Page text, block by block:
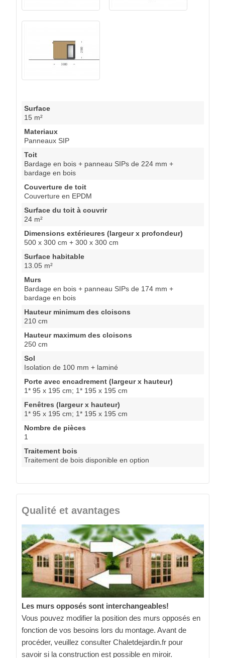
Surface
15 m²
Materiaux
Panneaux SIP
Toit
Bardage en bois + panneau SIPs de 224 mm +
bardage en bois
Couverture de toit
Couverture en EPDM
Surface du toit à couvrir
24 m²
Dimensions extérieures (largeur x profondeur)
500 x 300 cm + 300 x 300 cm
Surface habitable
13.05 m²
Murs
Bardage en bois + panneau SIPs de 174 mm +
bardage en bois
Hauteur minimum des cloisons
210 cm
Hauteur maximum des cloisons
250 cm
Sol
Isolation de 100 mm + laminé
Porte avec encadrement (largeur x hauteur)
1* 95 x 195 cm; 1* 195 x 195 cm
Fenêtres (largeur x hauteur)
1* 95 x 195 cm; 1* 195 x 195 cm
Nombre de pièces
1
Traitement bois
Traitement de bois disponible en option
Qualité et avantages
Les murs opposés sont interchangeables!
Vous pouvez modifier la position des murs opposés en
fonction de vos besoins lors du montage. Avant de
procéder, veuillez consulter Chaletdejardin.fr pour
savoir si la construction est possible en miroir.